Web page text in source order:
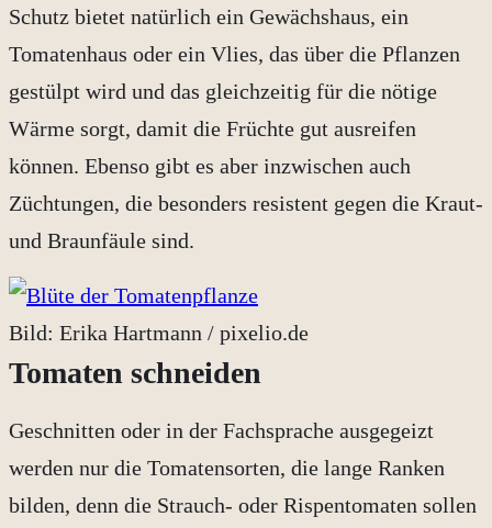
Schutz bietet natürlich ein Gewächshaus, ein
Tomatenhaus oder ein Vlies, das über die Pflanzen
gestülpt wird und das gleichzeitig für die nötige
Wärme sorgt, damit die Früchte gut ausreifen
können. Ebenso gibt es aber inzwischen auch
Züchtungen, die besonders resistent gegen die Kraut-
und Braunfäule sind.
Bild: Erika Hartmann / pixelio.de
Tomaten schneiden
Geschnitten oder in der Fachsprache ausgegeizt
werden nur die Tomatensorten, die lange Ranken
bilden, denn die Strauch- oder Rispentomaten sollen